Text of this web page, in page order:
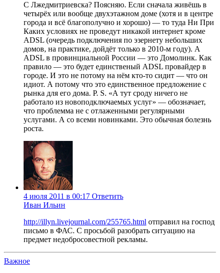
С Лжедмитриевска? Поясняю. Если сначала живёшь в
четырёх или вообще двухэтажном доме (хотя и в центре
города и всё благополучно и хорошо) — то туда Ни При
Каких условиях не проведут никакой интернет кроме
ADSL (очередь подключения по эзернету небольших
домов, на практике, дойдёт только в 2010-м году). А
ADSL в провинциальной России — это Домолинк. Как
правило — это будет единственый ADSL провайдер в
городе. И это не потому на нём кто-то сидит — что он
идиот. А потому что это единственное предложение с
рынка для его дома. P. S. «А тут сроду ничего не
работало из новоподключаемых услуг» — обозначает,
что проблемма не с отлаженными регулярными
услугами. А со всеми новинками. Это обычная болезнь
роста.
4 июля 2011 в 00:17 Ответить
Иван Ильин
http://illyn.livejournal.com/255765.html отправил на господ
письмо в ФАС. С просьбой разобрать ситуацию на
предмет недобросовестной рекламы.
Важное